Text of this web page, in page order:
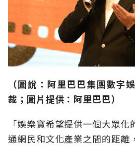
（圖說：阿里巴巴集團數字
裁；圖片提供：阿里巴巴）
「娛樂寶希望提供一個大眾
通網民和文化產業之間的距離